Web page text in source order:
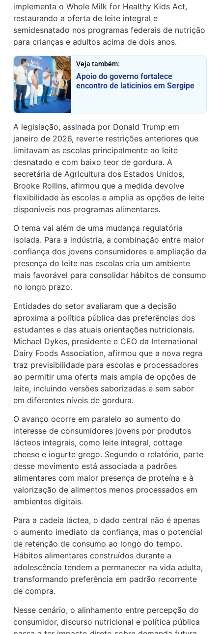
implementa o Whole Milk for Healthy Kids Act,
restaurando a oferta de leite integral e
semidesnatado nos programas federais de nutrição
para crianças e adultos acima de dois anos.
Veja também:
Apoio do governo fortalece
encontro de laticínios em Sergipe
A legislação, assinada por Donald Trump em
janeiro de 2026, reverte restrições anteriores que
limitavam as escolas principalmente ao leite
desnatado e com baixo teor de gordura. A
secretária de Agricultura dos Estados Unidos,
Brooke Rollins, afirmou que a medida devolve
flexibilidade às escolas e amplia as opções de leite
disponíveis nos programas alimentares.
O tema vai além de uma mudança regulatória
isolada. Para a indústria, a combinação entre maior
confiança dos jovens consumidores e ampliação da
presença do leite nas escolas cria um ambiente
mais favorável para consolidar hábitos de consumo
no longo prazo.
Entidades do setor avaliaram que a decisão
aproxima a política pública das preferências dos
estudantes e das atuais orientações nutricionais.
Michael Dykes, presidente e CEO da International
Dairy Foods Association, afirmou que a nova regra
traz previsibilidade para escolas e processadores
ao permitir uma oferta mais ampla de opções de
leite, incluindo versões saborizadas e sem sabor
em diferentes níveis de gordura.
O avanço ocorre em paralelo ao aumento do
interesse de consumidores jovens por produtos
lácteos integrais, como leite integral, cottage
cheese e iogurte grego. Segundo o relatório, parte
desse movimento está associada a padrões
alimentares com maior presença de proteína e à
valorização de alimentos menos processados em
ambientes digitais.
Para a cadeia láctea, o dado central não é apenas
o aumento imediato da confiança, mas o potencial
de retenção de consumo ao longo do tempo.
Hábitos alimentares construídos durante a
adolescência tendem a permanecer na vida adulta,
transformando preferência em padrão recorrente
de compra.
Nesse cenário, o alinhamento entre percepção do
consumidor, discurso nutricional e política pública